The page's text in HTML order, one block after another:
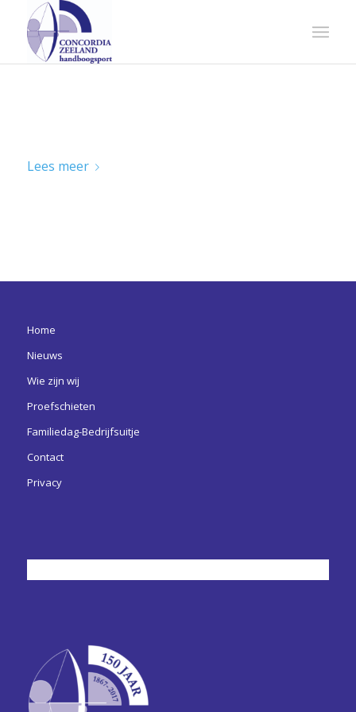
Lees meer
Home
Nieuws
Wie zijn wij
Proefschieten
Familiedag-Bedrijfsuitje
Contact
Privacy